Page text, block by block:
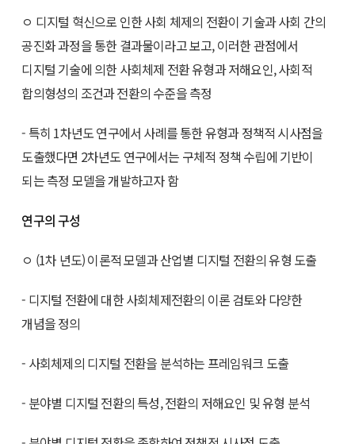
ㅇ 디지털 혁신으로 인한 사회 체제의 전환이 기술과 사회 간의
공진화 과정을 통한 결과물이라고 보고, 이러한 관점에서
디지털 기술에 의한 사회체제 전환 유형과 저해요인, 사회적
합의형성의 조건과 전환의 수준을 측정
- 특히 1차년도 연구에서 사례를 통한 유형과 정책적 시사점을
도출했다면 2차년도 연구에서는 구체적 정책 수립에 기반이
되는 측정 모델을 개발하고자 함
연구의 구성
ㅇ (1차 년도) 이론적 모델과 산업별 디지털 전환의 유형 도출
- 디지털 전환에 대한 사회체제전환의 이론 검토와 다양한
개념을 정의
- 사회체제의 디지털 전환을 분석하는 프레임워크 도출
- 분야별 디지털 전환의 특성, 전환의 저해요인 및 유형 분석